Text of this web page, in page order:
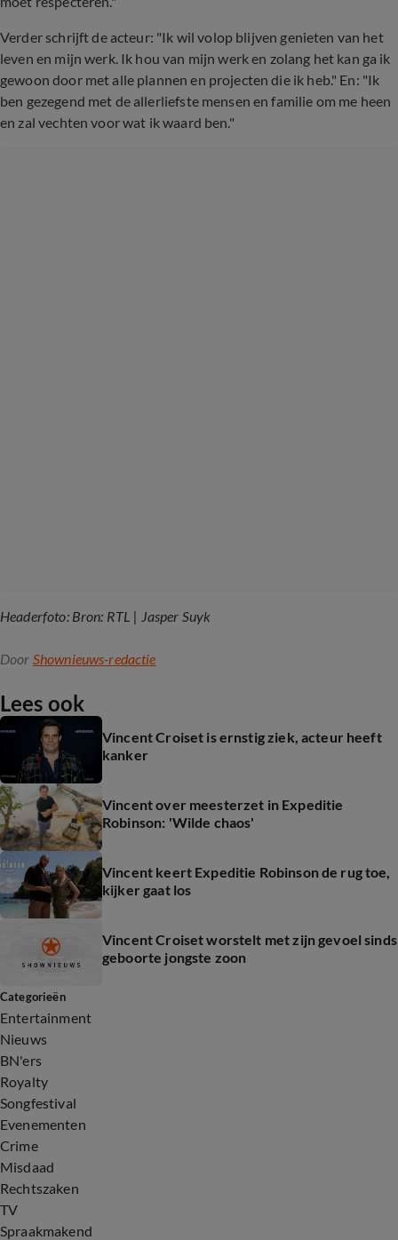
Verder schrijft de acteur: "Ik wil volop blijven genieten van het
leven en mijn werk. Ik hou van mijn werk en zolang het kan ga ik
gewoon door met alle plannen en projecten die ik heb." En: "Ik
ben gezegend met de allerliefste mensen en familie om me heen
en zal vechten voor wat ik waard ben."
Headerfoto: Bron: RTL | Jasper Suyk
Door Shownieuws-redactie
Lees ook
Vincent Croiset is ernstig ziek, acteur heeft
kanker
Vincent over meesterzet in Expeditie
Robinson: 'Wilde chaos'
Vincent keert Expeditie Robinson de rug toe,
kijker gaat los
Vincent Croiset worstelt met zijn gevoel sinds
geboorte jongste zoon
Categorieën
Entertainment
Nieuws
BN'ers
Royalty
Songfestival
Evenementen
Crime
Misdaad
Rechtszaken
TV
Spraakmakend